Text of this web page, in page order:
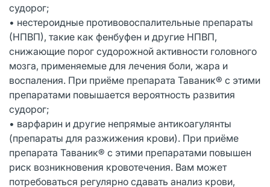
судорог;
• нестероидные противовоспалительные препараты
(НПВП), такие как фенбуфен и другие НПВП,
снижающие порог судорожной активности головного
мозга, применяемые для лечения боли, жара и
воспаления. При приёме препарата Таваник® с этими
препаратами повышается вероятность развития
судорог;
• варфарин и другие непрямые антикоагулянты
(препараты для разжижения крови). При приёме
препарата Таваник® с этими препаратами повышен
риск возникновения кровотечения. Вам может
потребоваться регулярно сдавать анализ крови,